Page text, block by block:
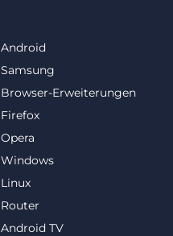
Android
Samsung
Browser-Erweiterungen
Firefox
Opera
Windows
Linux
Router
Android TV